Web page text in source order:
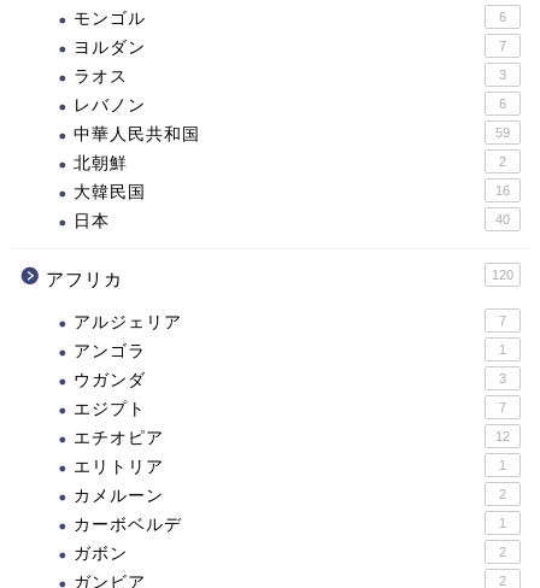
モンゴル 6
ヨルダン 7
ラオス 3
レバノン 6
中華人民共和国 59
北朝鮮 2
大韓民国 16
日本 40
アフリカ 120
アルジェリア 7
アンゴラ 1
ウガンダ 3
エジプト 7
エチオピア 12
エリトリア 1
カメルーン 2
カーボベルデ 1
ガボン 2
ガンビア 2